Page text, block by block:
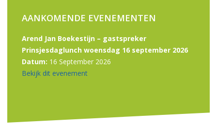
AANKOMENDE EVENEMENTEN
Arend Jan Boekestijn – gastspreker
Prinsjesdaglunch woensdag 16 september 2026
Datum: 16 September 2026
Bekijk dit evenement